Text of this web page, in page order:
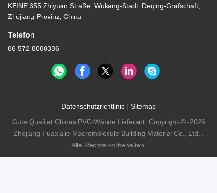
KEINE 355 Zhiyuan Straße, Wukang-Stadt, Deqing-Grafschaft,
Zhejiang-Provinz, China
Telefon
86-572-8080336
Datenschutzrichtlinie| Sitemap
Gute Qualität Chinas PVC-Wände Lieferant. Copyright-© -2026
Zhejiang Huaxiajie Macromolecule Building Material Co., Ltd. .
Alle Rechte vorbehalten.